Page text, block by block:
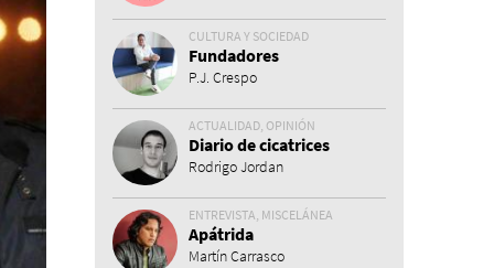
CULTURA Y SOCIEDAD
Fundadores
P.J. Crespo
ACTUALIDAD, OPINIÓN
Diario de cicatrices
Rodrigo Jordan
ENTREVISTA, MISCELÁNEA
Apátrida
Martín Carrasco